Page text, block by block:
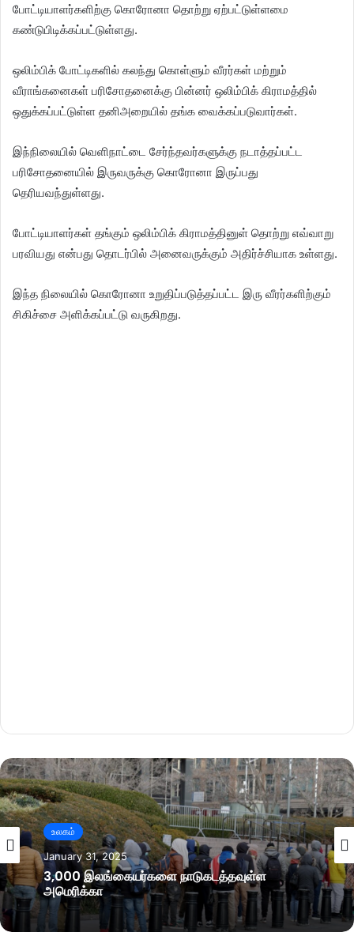
போட்டியாளர்களிற்கு கொரோனா தொற்று ஏற்பட்டுள்ளமை
கண்டுபிடிக்கப்பட்டுள்ளது.
ஒலிம்பிக் போட்டிகளில் கலந்து கொள்ளும் வீரர்கள் மற்றும்
வீராங்கனைகள் பரிசோதனைக்கு பின்னர் ஒலிம்பிக் கிராமத்தில்
ஒதுக்கப்பட்டுள்ள தனிஅறையில் தங்க வைக்கப்படுவார்கள்.
இந்நிலையில் வெளிநாட்டை சேர்ந்தவர்களுக்கு நடாத்தப்பட்ட
பரிசோதனையில் இருவருக்கு கொரோனா இருப்பது
தெரியவந்துள்ளது.
போட்டியாளர்கள் தங்கும் ஒலிம்பிக் கிராமத்தினுள் தொற்று எவ்வாறு
பரவியது என்பது தொடர்பில் அனைவருக்கும் அதிர்ச்சியாக உள்ளது.
இந்த நிலையில் கொரோனா உறுதிப்படுத்தப்பட்ட இரு வீரர்களிற்கும்
சிகிச்சை அளிக்கப்பட்டு வருகிறது.
உலகம்
January 31, 2025
3,000 இலங்கையர்களை நாடுகடத்தவுள்ள
அமெரிக்கா